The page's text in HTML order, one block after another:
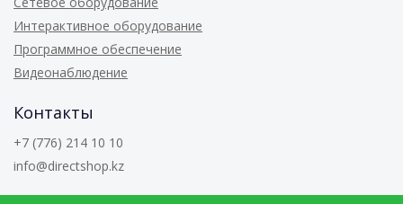
Интерактивное оборудование
Программное обеспечение
Видеонаблюдение
Контакты
+7 (776) 214 10 10
info@directshop.kz